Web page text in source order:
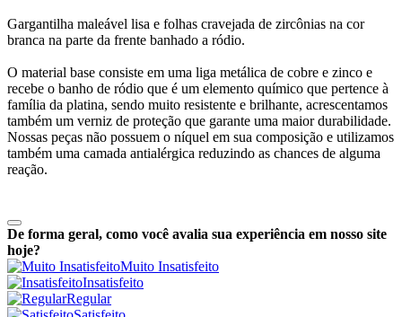
Gargantilha maleável lisa e folhas cravejada de zircônias na cor
branca na parte da frente banhado a ródio.
O material base consiste em uma liga metálica de cobre e zinco e
recebe o banho de ródio que é um elemento químico que pertence à
família da platina, sendo muito resistente e brilhante, acrescentamos
também um verniz de proteção que garante uma maior durabilidade.
Nossas peças não possuem o níquel em sua composição e utilizamos
também uma camada antialérgica reduzindo as chances de alguma
reação.
De forma geral, como você avalia sua experiência em nosso site
hoje?
Muito Insatisfeito
Insatisfeito
Regular